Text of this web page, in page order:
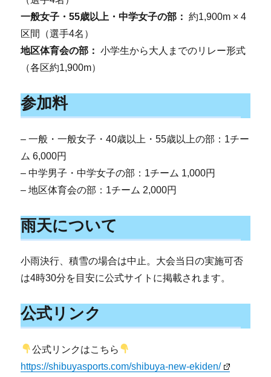
一般女子・55歳以上・中学女子の部： 約1,900m × 4
区間（選手4名）
地区体育会の部： 小学生から大人までのリレー形式
（各区約1,900m）
参加料
– 一般・一般女子・40歳以上・55歳以上の部：1チー
ム 6,000円
– 中学男子・中学女子の部：1チーム 1,000円
– 地区体育会の部：1チーム 2,000円
雨天について
小雨決行、積雪の場合は中止。大会当日の実施可否
は4時30分を目安に公式サイトに掲載されます。
公式リンク
公式リンクはこちら
https://shibuyasports.com/shibuya-new-ekiden/